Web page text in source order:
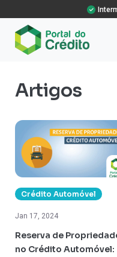
Artigos
Crédito Automóvel
Jan 17, 2024
Reserva de
no Crédito Automóvel: